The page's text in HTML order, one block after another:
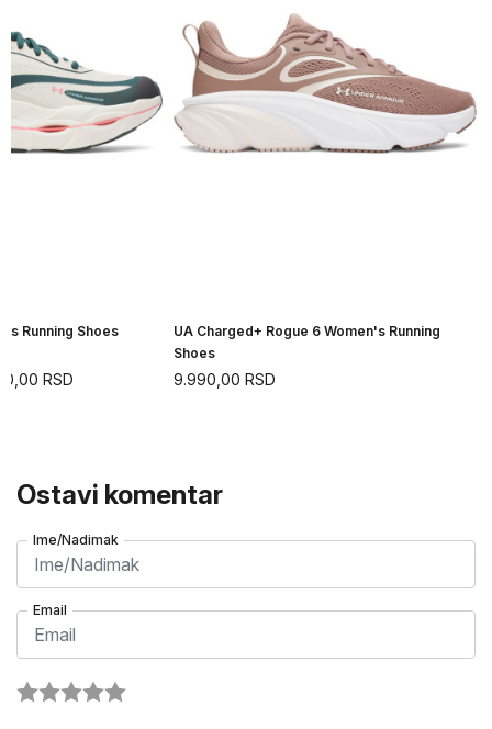
Running Shoes
RSD
UA Charged+ Rogue 6 Women's Running
Shoes
9.990,00 RSD
Ostavi komentar
Ime/Nadimak
Email